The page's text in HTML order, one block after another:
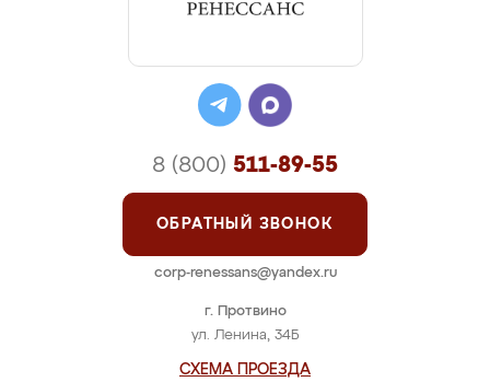
г. Протвино
ул. Ленина, 34Б
СХЕМА ПРОЕЗДА
8 (800) 511-89-55
ОБРАТНЫЙ ЗВОНОК
corp-renessans@yandex.ru